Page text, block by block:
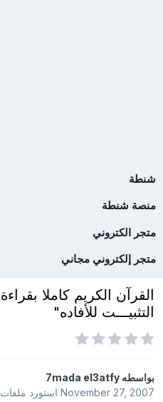
شنطة
منصة شنطة
متجر الكتروني
متجر إلكتروني مجاني
التثبيـــت للأفاده"
بواسطه7mada el3atfy
November 27, 2007استورد ملفات